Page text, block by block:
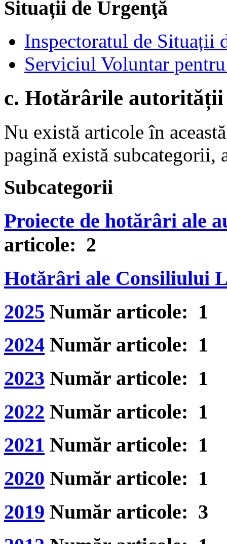
Situații de Urgenţă
Inspectoratul de Situații
Serviciul Voluntar
c. Hotărârile
Nu există articole în
pagină există subcategorii,
Subcategorii
Proiecte de hotărâri ale
articole: 2
Hotărâri ale Consiliului
2025 Număr articole: 1
2024 Număr articole: 1
2023 Număr articole: 1
2022 Număr articole: 1
2021 Număr articole: 1
2020 Număr articole: 1
2019 Număr articole: 3